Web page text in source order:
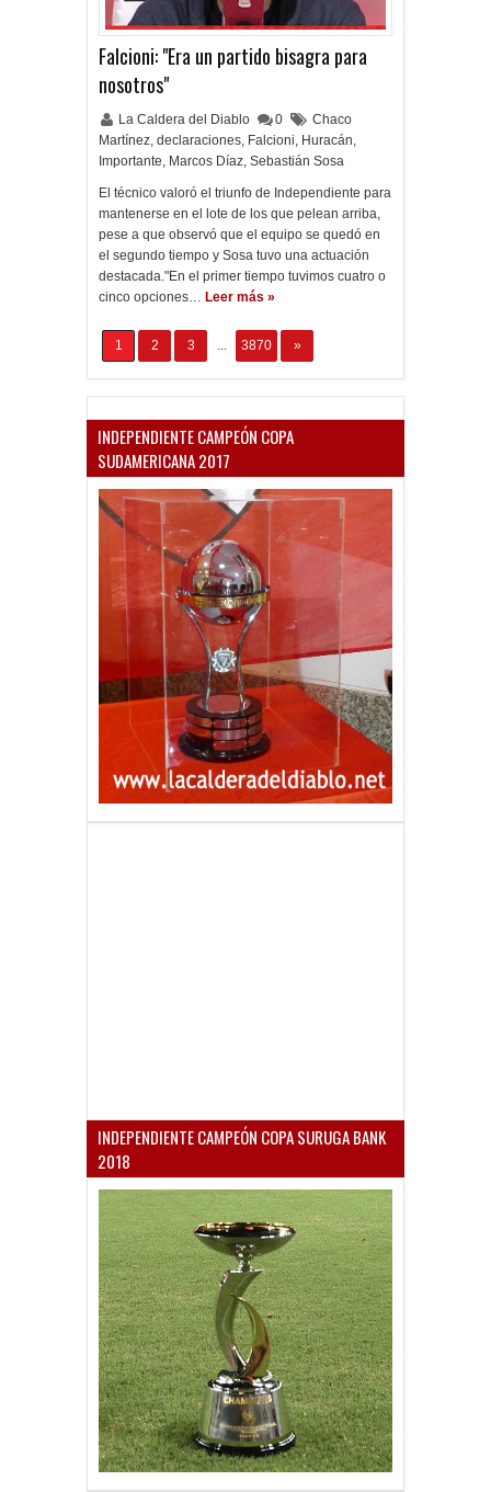
Falcioni: "Era un partido bisagra para
nosotros"
La Caldera del Diablo 0
Chaco
Martínez, declaraciones, Falcioni, Huracán,
Importante, Marcos Díaz, Sebastián Sosa
El técnico valoró el triunfo de Independiente para
mantenerse en el lote de los que pelean arriba,
pese a que observó que el equipo se quedó en
el segundo tiempo y Sosa tuvo una actuación
destacada."En el primer tiempo tuvimos cuatro o
cinco opciones… Leer más »
1 2 3 ... 3870 »
INDEPENDIENTE CAMPEÓN COPA
SUDAMERICANA 2017
INDEPENDIENTE CAMPEÓN COPA SURUGA BANK
2018